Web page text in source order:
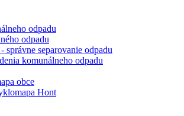
odpadu
odpadu
správne separovanie odpadu
komunálneho odpadu
obce
Hont